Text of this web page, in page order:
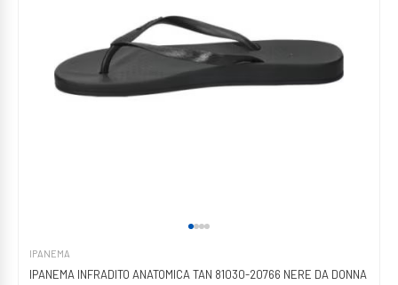
IPANEMA
IPANEMA INFRADITO ANATOMICA TAN 81030-20766 NERE DA DONNA